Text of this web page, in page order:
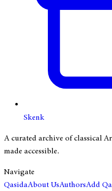
Skenk
A curated archive of classical
made accessible.
Navigate
QasidaAbout UsAuthorsAdd